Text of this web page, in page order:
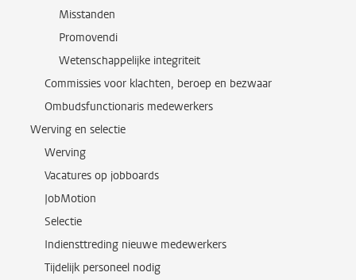
Misstanden
Promovendi
Wetenschappelijke integriteit
Commissies voor klachten, beroep en bezwaar
Ombudsfunctionaris medewerkers
Werving en selectie
Werving
Vacatures op jobboards
JobMotion
Selectie
Indiensttreding nieuwe medewerkers
Tijdelijk personeel nodig